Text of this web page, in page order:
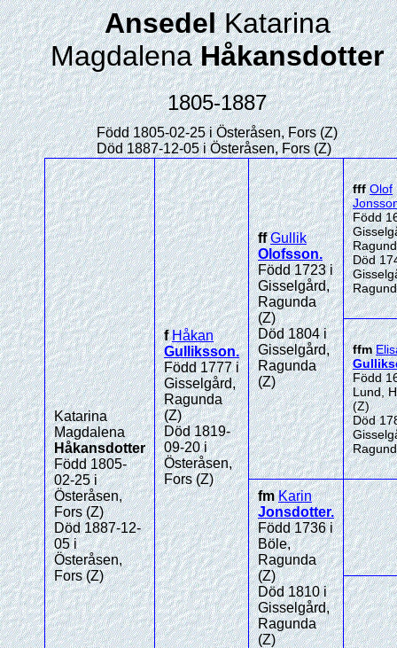
AnsedelKatarina
Magdalena Håkansdotter
1805-1887
Född 1805-02-25 i Österåsen, Fors (Z)
Död 1887-12-05 i Österåsen, Fors (Z)
Katarina
Magdalena
Håkansdotter
Född 1805-
02-25 i
Österåsen,
Fors (Z)
Död 1887-12-
05 i
Österåsen,
Fors (Z)
fHåkan
Gulliksson.
Född 1777 i
Gisselgård,
Ragunda
(Z)
Död 1819-
09-20 i
Österåsen,
Fors (Z)
ffGullik
Olofsson.
Född 1723 i
Gisselgård,
Ragunda
(Z)
Död 1804 i
Gisselgård,
Ragunda
(Z)
fffOlof
Född
Död
ffm
Född
Lund,
(Z)
Död
fmKarin
Jonsdotter.
Född 1736 i
Böle,
Ragunda
(Z)
Död 1810 i
Gisselgård,
Ragunda
(Z)